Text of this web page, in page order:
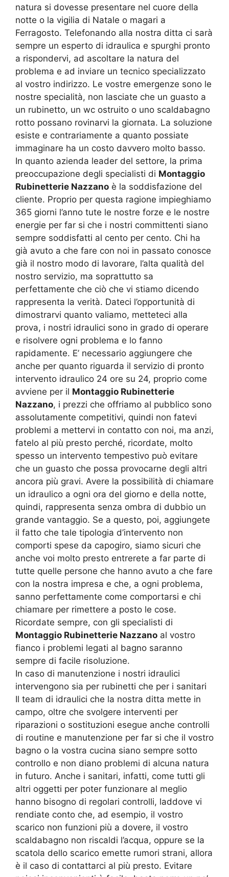
natura si dovesse presentare nel cuore della
notte o la vigilia di Natale o magari a
Ferragosto. Telefonando alla nostra ditta ci sarà
sempre un esperto di idraulica e spurghi pronto
a rispondervi, ad ascoltare la natura del
problema e ad inviare un tecnico specializzato
al vostro indirizzo. Le vostre emergenze sono le
nostre specialità, non lasciate che un guasto a
un rubinetto, un wc ostruito o uno scaldabagno
rotto possano rovinarvi la giornata. La soluzione
esiste e contrariamente a quanto possiate
immaginare ha un costo davvero molto basso.
In quanto azienda leader del settore, la prima
preoccupazione degli specialisti di Montaggio
Rubinetterie Nazzano è la soddisfazione del
cliente. Proprio per questa ragione impieghiamo
365 giorni l’anno tute le nostre forze e le nostre
energie per far si che i nostri committenti siano
sempre soddisfatti al cento per cento. Chi ha
già avuto a che fare con noi in passato conosce
già il nostro modo di lavorare, l’alta qualità del
nostro servizio, ma soprattutto sa
perfettamente che ciò che vi stiamo dicendo
rappresenta la verità. Dateci l’opportunità di
dimostrarvi quanto valiamo, metteteci alla
prova, i nostri idraulici sono in grado di operare
e risolvere ogni problema e lo fanno
rapidamente. E’ necessario aggiungere che
anche per quanto riguarda il servizio di pronto
intervento idraulico 24 ore su 24, proprio come
avviene per il Montaggio Rubinetterie
Nazzano, i prezzi che offriamo al pubblico sono
assolutamente competitivi, quindi non fatevi
problemi a mettervi in contatto con noi, ma anzi,
fatelo al più presto perché, ricordate, molto
spesso un intervento tempestivo può evitare
che un guasto che possa provocarne degli altri
ancora più gravi. Avere la possibilità di chiamare
un idraulico a ogni ora del giorno e della notte,
quindi, rappresenta senza ombra di dubbio un
grande vantaggio. Se a questo, poi, aggiungete
il fatto che tale tipologia d’intervento non
comporti spese da capogiro, siamo sicuri che
anche voi molto presto entrerete a far parte di
tutte quelle persone che hanno avuto a che fare
con la nostra impresa e che, a ogni problema,
sanno perfettamente come comportarsi e chi
chiamare per rimettere a posto le cose.
Ricordate sempre, con gli specialisti di
Montaggio Rubinetterie Nazzano al vostro
fianco i problemi legati al bagno saranno
sempre di facile risoluzione.
In caso di manutenzione i nostri idraulici
intervengono sia per rubinetti che per i sanitari
Il team di idraulici che la nostra ditta mette in
campo, oltre che svolgere interventi per
riparazioni o sostituzioni esegue anche controlli
di routine e manutenzione per far si che il vostro
bagno o la vostra cucina siano sempre sotto
controllo e non diano problemi di alcuna natura
in futuro. Anche i sanitari, infatti, come tutti gli
altri oggetti per poter funzionare al meglio
hanno bisogno di regolari controlli, laddove vi
rendiate conto che, ad esempio, il vostro
scarico non funzioni più a dovere, il vostro
scaldabagno non riscaldi l’acqua, oppure se la
scatola dello scarico emette rumori strani, allora
è il caso di contattarci al più presto. Evitare